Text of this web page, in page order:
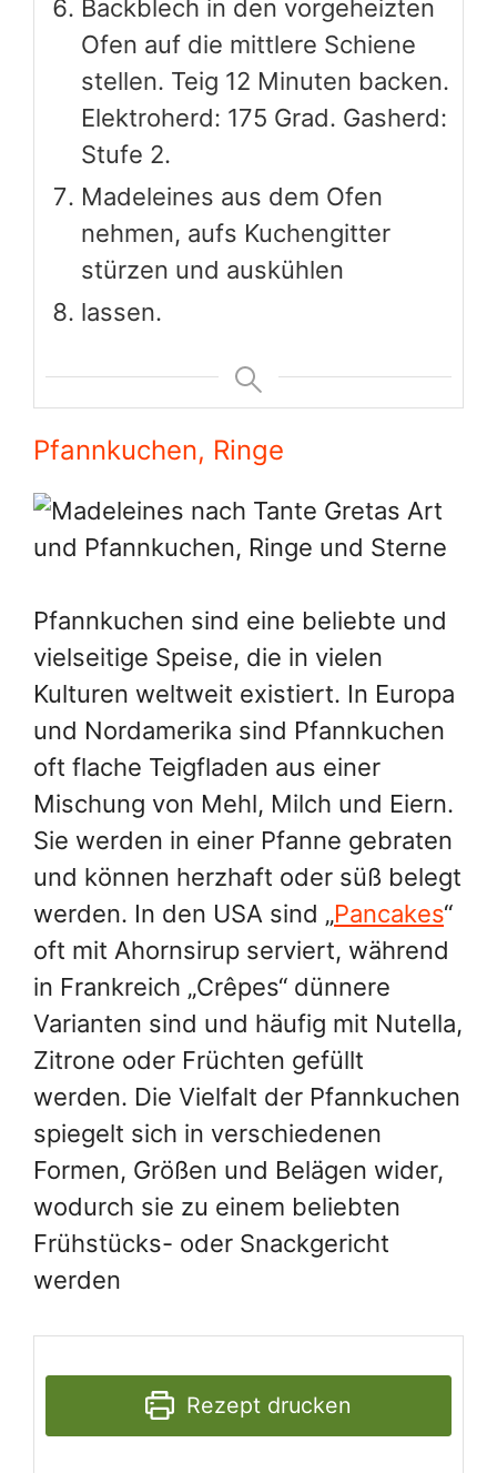
Backblech in den vorgeheizten
Ofen auf die mittlere Schiene
stellen. Teig 12 Minuten backen.
Elektroherd: 175 Grad. Gasherd:
Stufe 2.
Madeleines aus dem Ofen
nehmen, aufs Kuchengitter
stürzen und auskühlen
lassen.
Pfannkuchen, Ringe
Pfannkuchen sind eine beliebte und
vielseitige Speise, die in vielen
Kulturen weltweit existiert. In Europa
und Nordamerika sind Pfannkuchen
oft flache Teigfladen aus einer
Mischung von Mehl, Milch und Eiern.
Sie werden in einer Pfanne gebraten
und können herzhaft oder süß belegt
werden. In den USA sind „Pancakes“
oft mit Ahornsirup serviert, während
in Frankreich „Crêpes“ dünnere
Varianten sind und häufig mit Nutella,
Zitrone oder Früchten gefüllt
werden. Die Vielfalt der Pfannkuchen
spiegelt sich in verschiedenen
Formen, Größen und Belägen wider,
wodurch sie zu einem beliebten
Frühstücks- oder Snackgericht
werden
Rezept drucken